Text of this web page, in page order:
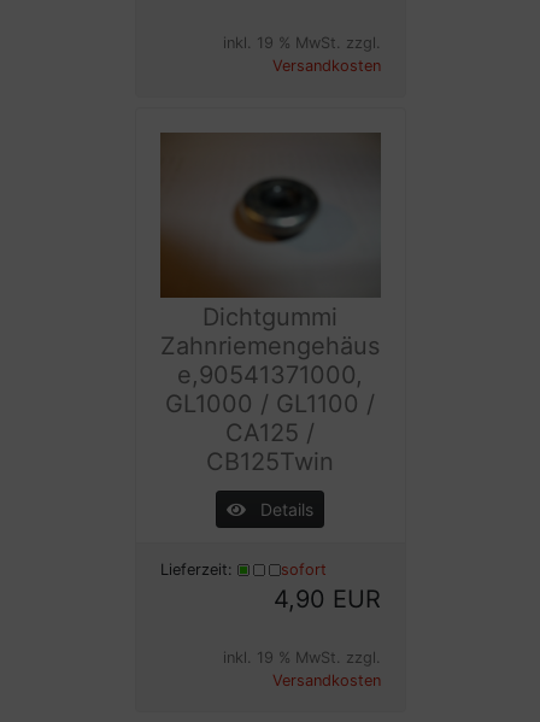
inkl. 19 % MwSt. zzgl.
Versandkosten
Dichtgummi
Zahnriemengehäus
e,90541371000,
GL1000 / GL1100 /
CA125 /
CB125Twin
Details
Lieferzeit: sofort
4,90 EUR
inkl. 19 % MwSt. zzgl.
Versandkosten